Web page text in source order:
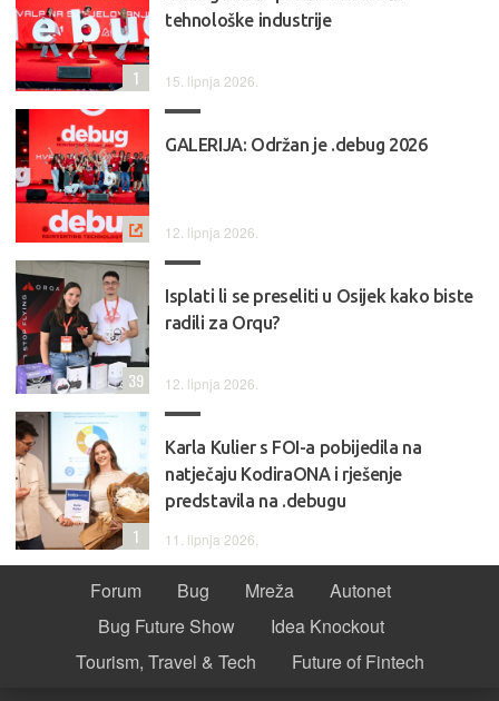
tehnološke industrije
15. lipnja 2026.
1
GALERIJA: Održan je .debug 2026
12. lipnja 2026.
Isplati li se preseliti u Osijek kako biste
radili za Orqu?
12. lipnja 2026.
39
Karla Kulier s FOI-a pobijedila na
natječaju KodiraONA i rješenje
predstavila na .debugu
11. lipnja 2026.
1
Forum Bug Mreža
Autonet
Bug Future Show
Idea Knockout
Tourism, Travel & Tech
Future of Fintech